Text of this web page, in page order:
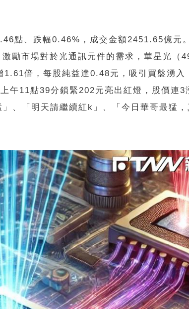
點、跌幅0.46%，成交金額2451.65億元
勵市場對於光通訊元件的需求，華星光（
倍，每股純益達0.48元，吸引買盤湧入
午11點39分鎖緊202元亮出紅燈，股價連3
、「明天請繼續紅k」、「今日華哥最猛，